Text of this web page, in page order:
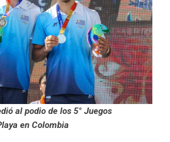
al podio de los 5° Juegos
en Colombia